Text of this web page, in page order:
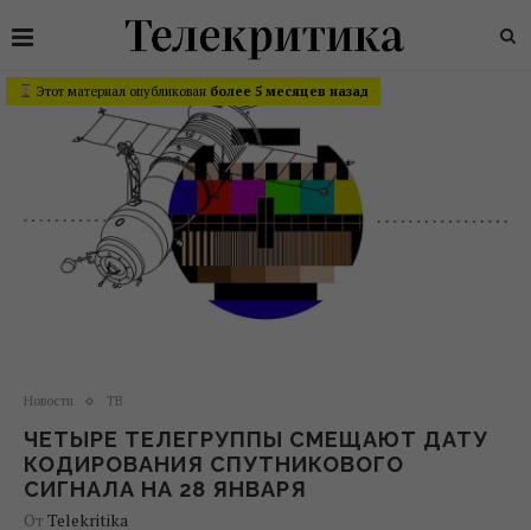
Этот материал опубликован более 5 месяцев назад
Новости ТВ
ЧЕТЫРЕ ТЕЛЕГРУППЫ СМЕЩАЮТ ДАТУ
КОДИРОВАНИЯ СПУТНИКОВОГО
СИГНАЛА НА 28 ЯНВАРЯ
От Telekritika